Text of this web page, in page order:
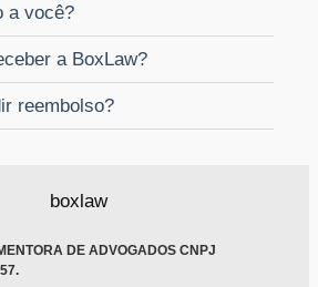
a você?
a BoxLaw?
reembolso?
DE ADVOGADOS CNPJ
.